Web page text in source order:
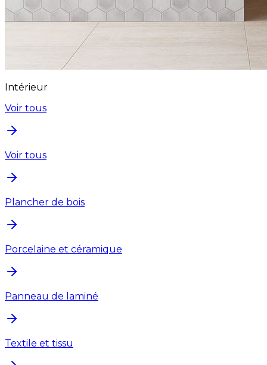
Intérieur
Voir tous
Voir tous
Plancher de bois
Porcelaine et céramique
Panneau de laminé
Textile et tissu